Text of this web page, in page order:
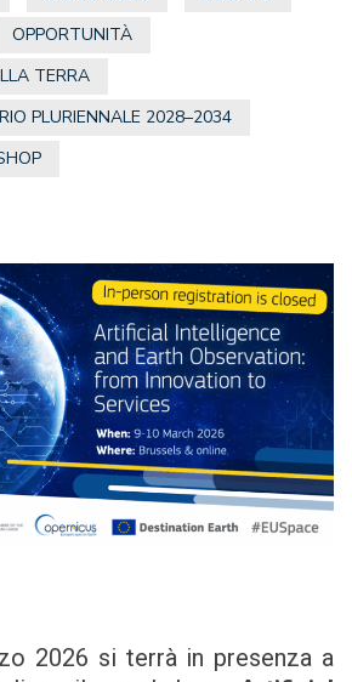
OPPORTUNITÀ
TERRA
PLURIENNALE 2028–2034
2026 si terrà in presenza a